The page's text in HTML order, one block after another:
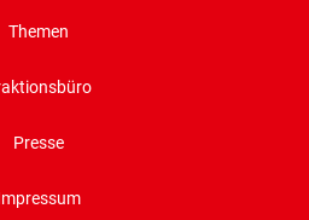
Themen
Presse